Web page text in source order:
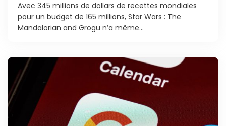
Avec 345 millions de dollars de recettes mondiales
pour un budget de 165 millions, Star Wars : The
Mandalorian and Grogu n’a même...